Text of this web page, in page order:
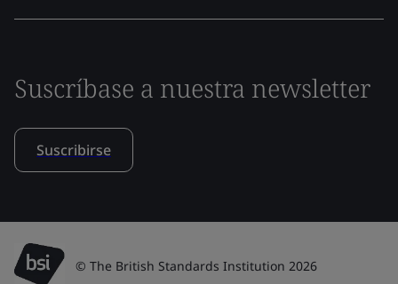
Suscríbase a nuestra newsletter
Suscribirse
© The British Standards Institution 2026